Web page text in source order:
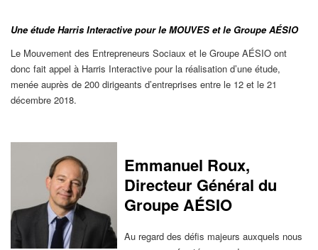
Une étude Harris Interactive pour le MOUVES et le Groupe AÉSIO
Le Mouvement des Entrepreneurs Sociaux et le Groupe AÉSIO ont
donc fait appel à Harris Interactive pour la réalisation d’une étude,
menée auprès de 200 dirigeants d’entreprises entre le 12 et le 21
décembre 2018.
Emmanuel Roux,
Directeur Général du
Groupe AÉSIO
Au regard des défis majeurs auxquels nous